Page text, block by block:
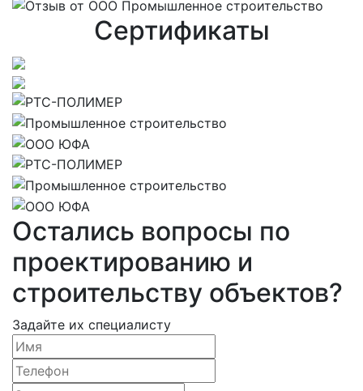
Сертификаты
Остались вопросы по
проектированию и
строительству объектов?
Задайте их специалисту